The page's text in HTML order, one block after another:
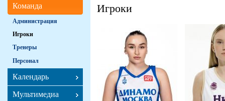
Игроки
Команда
Администрация
Игроки
Тренеры
Персонал
Календарь
Мультимедиа